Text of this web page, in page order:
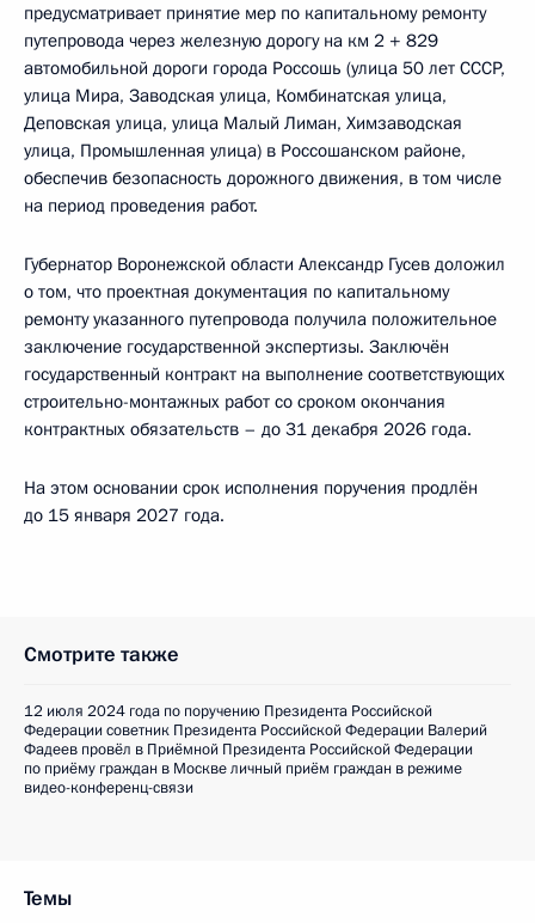
предусматривает принятие мер по капитальному ремонту
путепровода через железную дорогу на км 2 + 829
автомобильной дороги города Россошь (улица 50 лет СССР,
улица Мира, Заводская улица, Комбинатская улица,
Деповская улица, улица Малый Лиман, Химзаводская
улица, Промышленная улица) в Россошанском районе,
обеспечив безопасность дорожного движения, в том числе
на период проведения работ.
Губернатор Воронежской области Александр Гусев доложил
о том, что проектная документация по капитальному
ремонту указанного путепровода получила положительное
заключение государственной экспертизы. Заключён
государственный контракт на выполнение соответствующих
строительно-монтажных работ со сроком окончания
контрактных обязательств – до 31 декабря 2026 года.
На этом основании срок исполнения поручения продлён
до 15 января 2027 года.
Смотрите также
12 июля 2024 года по поручению Президента Российской
Федерации советник Президента Российской Федерации Валерий
Фадеев провёл в Приёмной Президента Российской Федерации
по приёму граждан в Москве личный приём граждан в режиме
видео-конференц-связи
Темы